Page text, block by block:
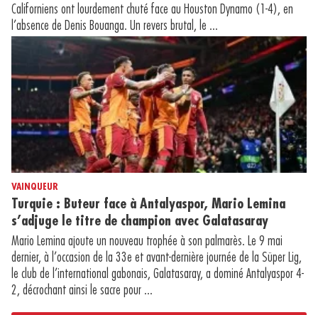
Californiens ont lourdement chuté face au Houston Dynamo (1-4), en
l’absence de Denis Bouanga. Un revers brutal, le ...
VAINQUEUR
Turquie : Buteur face à Antalyaspor, Mario Lemina
s’adjuge le titre de champion avec Galatasaray
Mario Lemina ajoute un nouveau trophée à son palmarès. Le 9 mai
dernier, à l’occasion de la 33e et avant-dernière journée de la Süper Lig,
le club de l’international gabonais, Galatasaray, a dominé Antalyaspor 4-
2, décrochant ainsi le sacre pour ...